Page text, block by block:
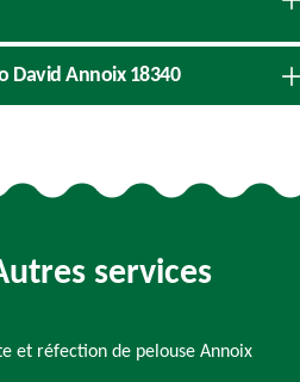
David Annoix 18340
services
et réfection de pelouse Annoix